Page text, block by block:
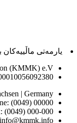
یارمەتی
(KMMK) e.V
| Germany
(0049) 00000
(0049) 000-000